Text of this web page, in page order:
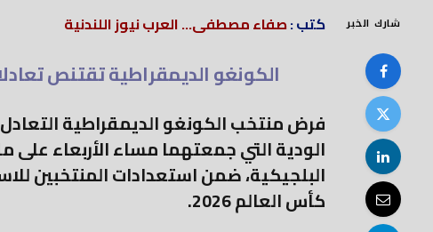
شارك الخبر كتب :صفاء مصطفى... العرب نيوز اللندنية
الكونغو الديمقراطية تقتنص
فرض منتخب الكونغو الديمقراطية
الودية التي جمعتهما مساء الأربعاء
البلجيكية، ضمن استعدادات المنتخبين
كأس العالم 2026.